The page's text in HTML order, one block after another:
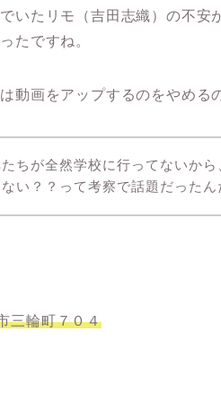
いたリモ（吉田志織）の不安
たですね。
動画をアップするのをやめる
ちが全然学校に行ってないか
い？？って考察で話題だったん
三輪町７０４